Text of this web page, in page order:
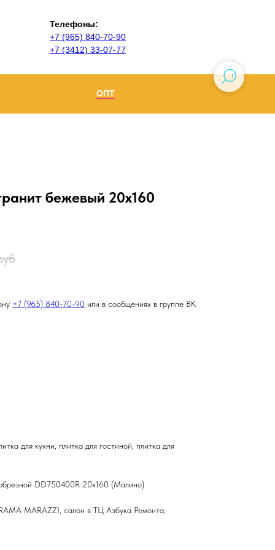
Телефоны:
+7 (965) 840-70-90
+7 (3412) 33-07-77
ОПТ
бежевый 20х160
+7 (965) 840-70-90 или в сообщениях в группе ВК
для кухни, плитка для гостиной, плитка для
DD750400R 20х160 (Малино)
MARAZZI, салон в ТЦ Азбука Ремонта,